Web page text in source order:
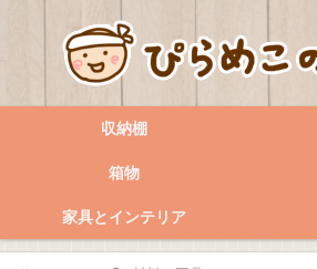
収納棚
箱物
家具とインテリア